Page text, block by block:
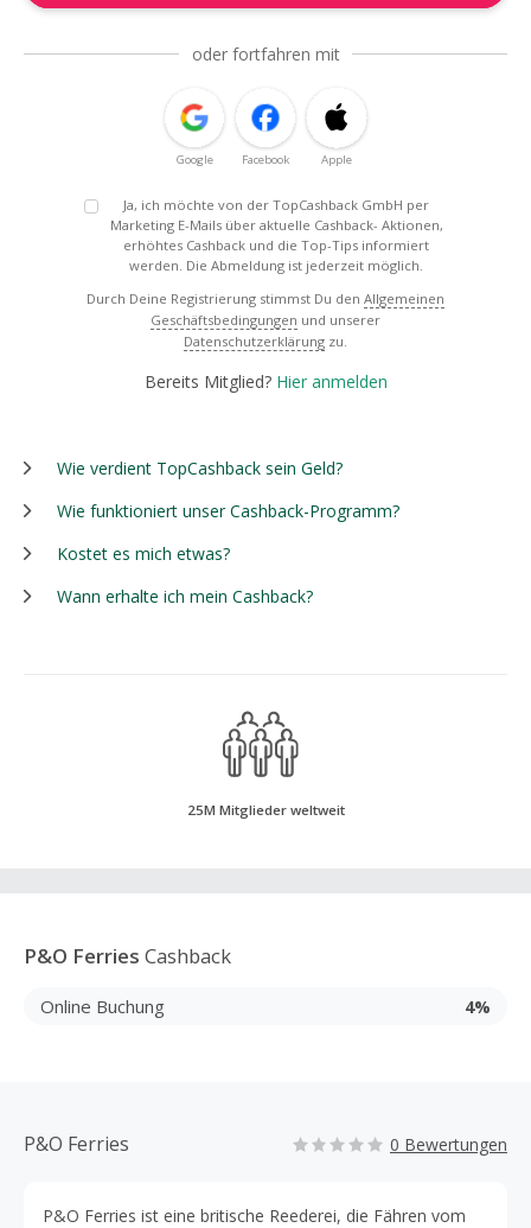
oder fortfahren mit
Google Facebook Apple
Ja, ich möchte von der TopCashback GmbH per
Marketing E-Mails über aktuelle Cashback- Aktionen,
erhöhtes Cashback und die Top-Tips informiert
werden. Die Abmeldung ist jederzeit möglich.
Durch Deine Registrierung stimmst Du den Allgemeinen
Geschäftsbedingungen und unserer
Datenschutzerklärung zu.
Bereits Mitglied? Hier anmelden
Wie verdient TopCashback sein Geld?
Wie funktioniert unser Cashback-Programm?
Kostet es mich etwas?
Wann erhalte ich mein Cashback?
25M Mitglieder weltweit
P&O Ferries Cashback
Online Buchung 4%
P&O Ferries 0 Bewertungen
P&O Ferries ist eine britische Reederei, die Fähren vom